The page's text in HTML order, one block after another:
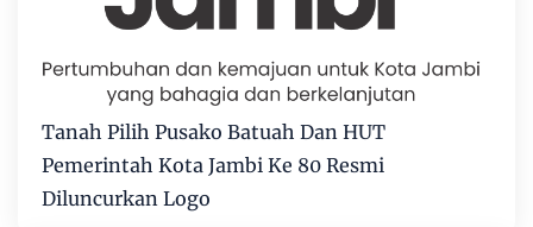
Tanah Pilih Pusako Batuah Dan HUT
Pemerintah Kota Jambi Ke 80 Resmi
Diluncurkan Logo